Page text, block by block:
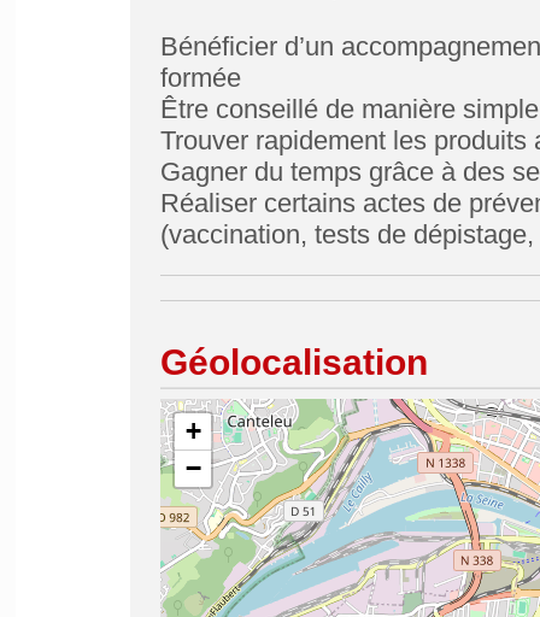
Bénéficier d’un
formée
Être conseillé de manière simple
Trouver rapidement les
Gagner du temps grâce à des
Réaliser certains actes de
(vaccination, tests de
Géolocalisation
+
−